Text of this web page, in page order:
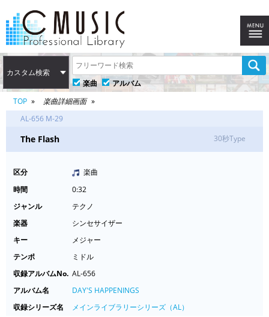
カスタム検索
楽曲
アルバム
TOP
楽曲詳細画面
AL-656 M-29
The Flash 30秒Type
区分
楽曲
時間
0:32
ジャンル
テクノ
楽器
シンセサイザー
キー
メジャー
テンポ
ミドル
収録アルバムNo. AL-656
アルバム名
DAY'S HAPPENINGS
収録シリーズ名
メインライブラリーシリーズ（AL）